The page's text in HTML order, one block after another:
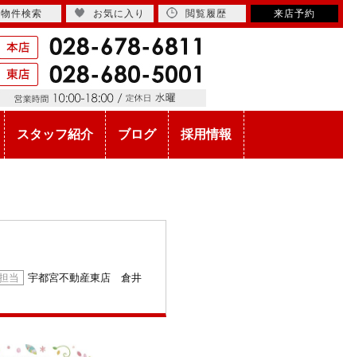
物件検索 お気に入り 閲覧履歴 来店予約
スタッフ紹介 ブログ 採用情報
宇都宮不動産東店 倉井